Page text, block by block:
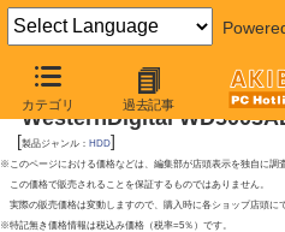
カテゴリ 過去記事
2010年7月10日号
WesternDigital
[製品ジャンル： HDD]
※このページにおける価格などは、編集部が店頭表示を独自に調
この価格で販売されることを保証するものではありません。
実際の販売価格は変動しますので、購入時に各ショップ店頭に
※特記無き価格情報は税込み価格（税率=5％）です。